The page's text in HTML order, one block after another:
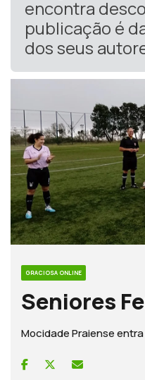
encontra
publicação é
dos seus
GRACIOSA ONLINE
Seniores
Mocidade Praiense